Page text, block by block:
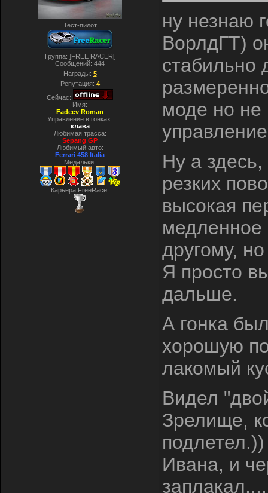
Тест-пилот
Группа: ]FREE RACER[
Сообщений: 444
Награды: 5
Репутация: 4
Сейчас:
Имя:
Fadeev Roman
Управление в гонках:
клава
Любимая трасса:
Sepang GP
Любимый авто:
Ferrari 458 Italia
Медальки:
Карьера FreeRace:
ну незнаю
ВорлдГТ)
стабильно
моде но не
Ну а
резких
высокая
медленное
другому,
Я просто
дальше.
А гонка
хорошую
лакомый
Видел
Зрелище,
Ивана, и